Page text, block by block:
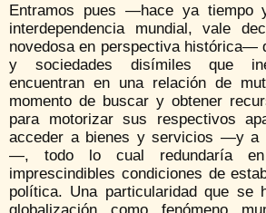
Entramos pues —hace ya
interdependencia mundial, vale
novedosa en perspectiva histórica—
y sociedades disímiles que
encuentran en una relación de
momento de buscar y obtener
para motorizar sus respectivos
acceder a bienes y servicios —y a
—, todo lo cual redundaría
imprescindibles condiciones de
política. Una particularidad que se